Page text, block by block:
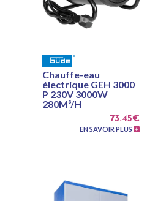
Chauffe-eau
électrique GEH 3000
P 230V 3000W
280M³/H
73.45€
EN SAVOIR PLUS